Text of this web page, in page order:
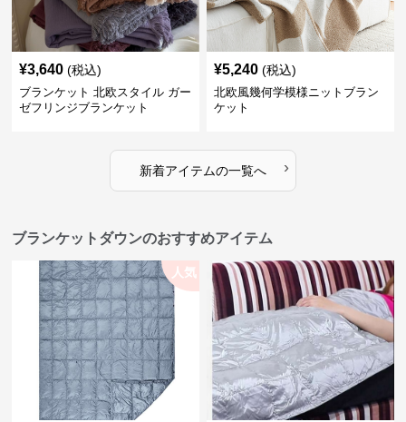
¥3,640 (税込)
ブランケット 北欧スタイル ガー
ゼフリンジブランケット
¥5,240 (税込)
北欧風幾何学模様ニットブラン
ケット
新着アイテムの一覧へ ›
ブランケットダウンのおすすめアイテム
人気